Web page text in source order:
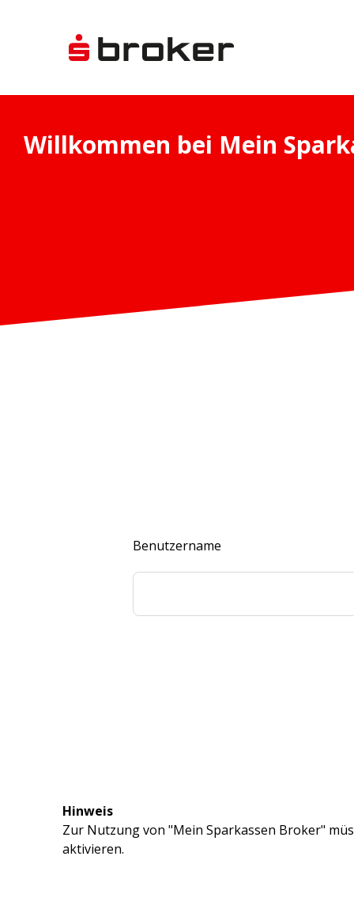
Benutzername
Hinweis
Zur Nutzung von "Mein Sparkassen Broker"
aktivieren.